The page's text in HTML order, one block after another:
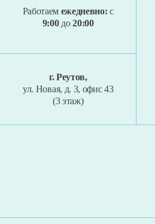
Работаем ежедневно:с
9:00 до20:00
г. Реутов,
ул. Новая, д. 3, офис 43
(3 этаж)